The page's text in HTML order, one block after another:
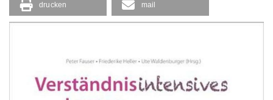
drucken mail